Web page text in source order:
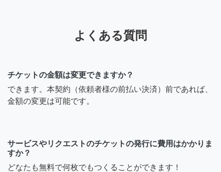
よくある質問
チケットの金額は変更できますか？
できます。本契約（依頼者様の前払い決済）前であれば、
金額の変更は可能です。
サービスやリクエストのチケットの発行に費用はかかりま
すか？
どなたも無料で何枚でもつくることができます！